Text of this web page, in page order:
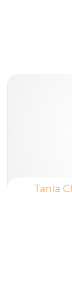
Tania